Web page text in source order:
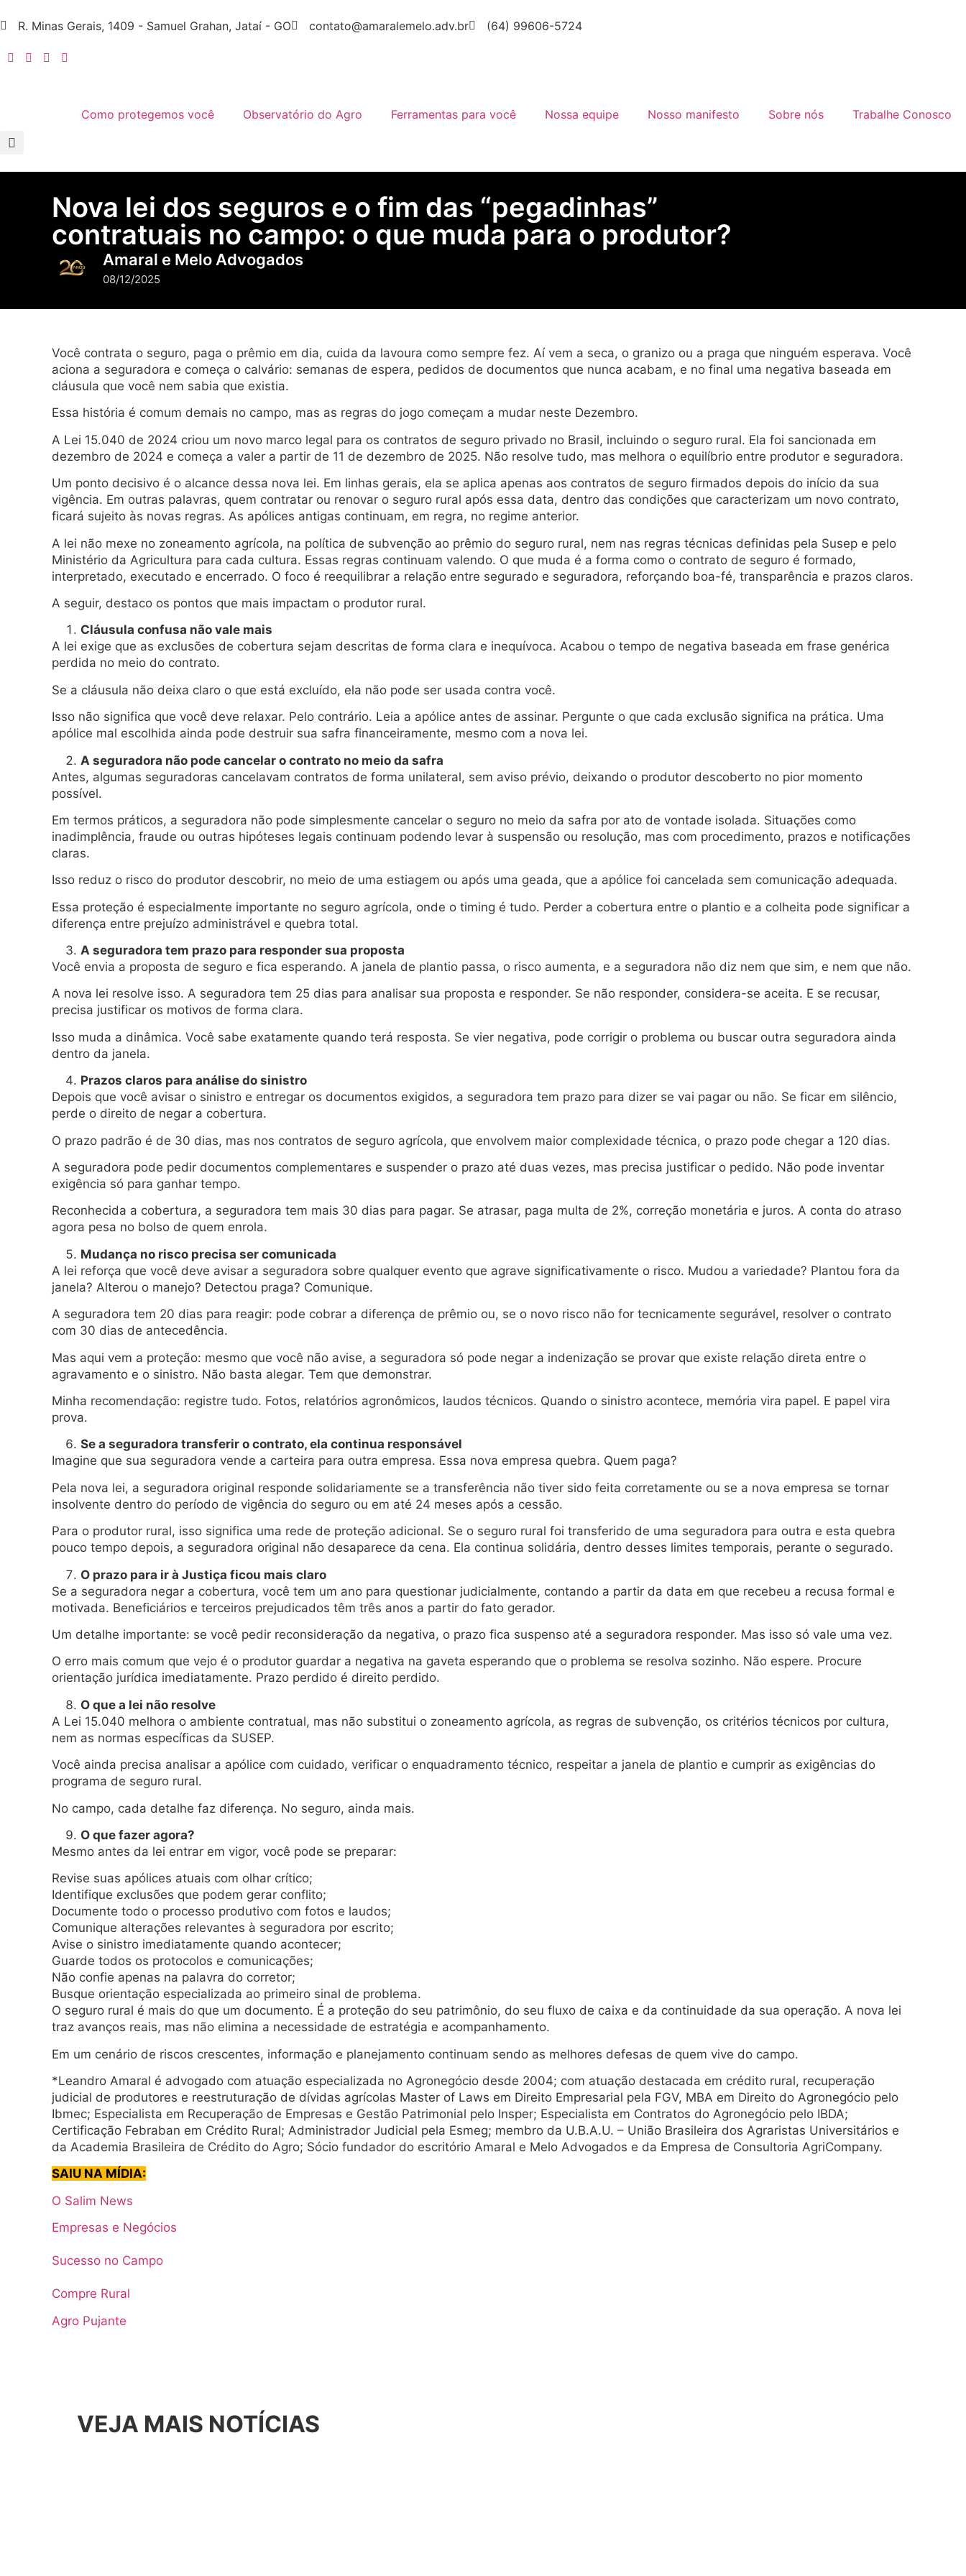
R. Minas Gerais, 1409 - Samuel Grahan, Jataí - GO contato@amaralemelo.adv.br (64) 99606-5724
Como protegemos você Observatório do Agro Ferramentas para você Nossa equipe Nosso manifesto Sobre nós Trabalhe Conosco
Nova lei dos seguros e o fim das “pegadinhas”
contratuais no campo: o que muda para o produtor?
Amaral e Melo Advogados
08/12/2025
Você contrata o seguro, paga o prêmio em dia, cuida da lavoura como sempre fez. Aí vem a seca, o granizo ou a praga que ninguém esperava. Você
aciona a seguradora e começa o calvário: semanas de espera, pedidos de documentos que nunca acabam, e no final uma negativa baseada em
cláusula que você nem sabia que existia.
Essa história é comum demais no campo, mas as regras do jogo começam a mudar neste Dezembro.
A Lei 15.040 de 2024 criou um novo marco legal para os contratos de seguro privado no Brasil, incluindo o seguro rural. Ela foi sancionada em
dezembro de 2024 e começa a valer a partir de 11 de dezembro de 2025. Não resolve tudo, mas melhora o equilíbrio entre produtor e seguradora.
Um ponto decisivo é o alcance dessa nova lei. Em linhas gerais, ela se aplica apenas aos contratos de seguro firmados depois do início da sua
vigência. Em outras palavras, quem contratar ou renovar o seguro rural após essa data, dentro das condições que caracterizam um novo contrato,
ficará sujeito às novas regras. As apólices antigas continuam, em regra, no regime anterior.
A lei não mexe no zoneamento agrícola, na política de subvenção ao prêmio do seguro rural, nem nas regras técnicas definidas pela Susep e pelo
Ministério da Agricultura para cada cultura. Essas regras continuam valendo. O que muda é a forma como o contrato de seguro é formado,
interpretado, executado e encerrado. O foco é reequilibrar a relação entre segurado e seguradora, reforçando boa-fé, transparência e prazos claros.
A seguir, destaco os pontos que mais impactam o produtor rural.
Cláusula confusa não vale mais
A lei exige que as exclusões de cobertura sejam descritas de forma clara e inequívoca. Acabou o tempo de negativa baseada em frase genérica
perdida no meio do contrato.
Se a cláusula não deixa claro o que está excluído, ela não pode ser usada contra você.
Isso não significa que você deve relaxar. Pelo contrário. Leia a apólice antes de assinar. Pergunte o que cada exclusão significa na prática. Uma
apólice mal escolhida ainda pode destruir sua safra financeiramente, mesmo com a nova lei.
A seguradora não pode cancelar o contrato no meio da safra
Antes, algumas seguradoras cancelavam contratos de forma unilateral, sem aviso prévio, deixando o produtor descoberto no pior momento
possível.
Em termos práticos, a seguradora não pode simplesmente cancelar o seguro no meio da safra por ato de vontade isolada. Situações como
inadimplência, fraude ou outras hipóteses legais continuam podendo levar à suspensão ou resolução, mas com procedimento, prazos e notificações
claras.
Isso reduz o risco do produtor descobrir, no meio de uma estiagem ou após uma geada, que a apólice foi cancelada sem comunicação adequada.
Essa proteção é especialmente importante no seguro agrícola, onde o timing é tudo. Perder a cobertura entre o plantio e a colheita pode significar a
diferença entre prejuízo administrável e quebra total.
A seguradora tem prazo para responder sua proposta
Você envia a proposta de seguro e fica esperando. A janela de plantio passa, o risco aumenta, e a seguradora não diz nem que sim, e nem que não.
A nova lei resolve isso. A seguradora tem 25 dias para analisar sua proposta e responder. Se não responder, considera-se aceita. E se recusar,
precisa justificar os motivos de forma clara.
Isso muda a dinâmica. Você sabe exatamente quando terá resposta. Se vier negativa, pode corrigir o problema ou buscar outra seguradora ainda
dentro da janela.
Prazos claros para análise do sinistro
Depois que você avisar o sinistro e entregar os documentos exigidos, a seguradora tem prazo para dizer se vai pagar ou não. Se ficar em silêncio,
perde o direito de negar a cobertura.
O prazo padrão é de 30 dias, mas nos contratos de seguro agrícola, que envolvem maior complexidade técnica, o prazo pode chegar a 120 dias.
A seguradora pode pedir documentos complementares e suspender o prazo até duas vezes, mas precisa justificar o pedido. Não pode inventar
exigência só para ganhar tempo.
Reconhecida a cobertura, a seguradora tem mais 30 dias para pagar. Se atrasar, paga multa de 2%, correção monetária e juros. A conta do atraso
agora pesa no bolso de quem enrola.
Mudança no risco precisa ser comunicada
A lei reforça que você deve avisar a seguradora sobre qualquer evento que agrave significativamente o risco. Mudou a variedade? Plantou fora da
janela? Alterou o manejo? Detectou praga? Comunique.
A seguradora tem 20 dias para reagir: pode cobrar a diferença de prêmio ou, se o novo risco não for tecnicamente segurável, resolver o contrato
com 30 dias de antecedência.
Mas aqui vem a proteção: mesmo que você não avise, a seguradora só pode negar a indenização se provar que existe relação direta entre o
agravamento e o sinistro. Não basta alegar. Tem que demonstrar.
Minha recomendação: registre tudo. Fotos, relatórios agronômicos, laudos técnicos. Quando o sinistro acontece, memória vira papel. E papel vira
prova.
Se a seguradora transferir o contrato, ela continua responsável
Imagine que sua seguradora vende a carteira para outra empresa. Essa nova empresa quebra. Quem paga?
Pela nova lei, a seguradora original responde solidariamente se a transferência não tiver sido feita corretamente ou se a nova empresa se tornar
insolvente dentro do período de vigência do seguro ou em até 24 meses após a cessão.
Para o produtor rural, isso significa uma rede de proteção adicional. Se o seguro rural foi transferido de uma seguradora para outra e esta quebra
pouco tempo depois, a seguradora original não desaparece da cena. Ela continua solidária, dentro desses limites temporais, perante o segurado.
O prazo para ir à Justiça ficou mais claro
Se a seguradora negar a cobertura, você tem um ano para questionar judicialmente, contando a partir da data em que recebeu a recusa formal e
motivada. Beneficiários e terceiros prejudicados têm três anos a partir do fato gerador.
Um detalhe importante: se você pedir reconsideração da negativa, o prazo fica suspenso até a seguradora responder. Mas isso só vale uma vez.
O erro mais comum que vejo é o produtor guardar a negativa na gaveta esperando que o problema se resolva sozinho. Não espere. Procure
orientação jurídica imediatamente. Prazo perdido é direito perdido.
O que a lei não resolve
A Lei 15.040 melhora o ambiente contratual, mas não substitui o zoneamento agrícola, as regras de subvenção, os critérios técnicos por cultura,
nem as normas específicas da SUSEP.
Você ainda precisa analisar a apólice com cuidado, verificar o enquadramento técnico, respeitar a janela de plantio e cumprir as exigências do
programa de seguro rural.
No campo, cada detalhe faz diferença. No seguro, ainda mais.
O que fazer agora?
Mesmo antes da lei entrar em vigor, você pode se preparar:
Revise suas apólices atuais com olhar crítico;
Identifique exclusões que podem gerar conflito;
Documente todo o processo produtivo com fotos e laudos;
Comunique alterações relevantes à seguradora por escrito;
Avise o sinistro imediatamente quando acontecer;
Guarde todos os protocolos e comunicações;
Não confie apenas na palavra do corretor;
Busque orientação especializada ao primeiro sinal de problema.
O seguro rural é mais do que um documento. É a proteção do seu patrimônio, do seu fluxo de caixa e da continuidade da sua operação. A nova lei
traz avanços reais, mas não elimina a necessidade de estratégia e acompanhamento.
Em um cenário de riscos crescentes, informação e planejamento continuam sendo as melhores defesas de quem vive do campo.
*Leandro Amaral é advogado com atuação especializada no Agronegócio desde 2004; com atuação destacada em crédito rural, recuperação
judicial de produtores e reestruturação de dívidas agrícolas Master of Laws em Direito Empresarial pela FGV, MBA em Direito do Agronegócio pelo
Ibmec; Especialista em Recuperação de Empresas e Gestão Patrimonial pelo Insper; Especialista em Contratos do Agronegócio pelo IBDA;
Certificação Febraban em Crédito Rural; Administrador Judicial pela Esmeg; membro da U.B.A.U. – União Brasileira dos Agraristas Universitários e
da Academia Brasileira de Crédito do Agro; Sócio fundador do escritório Amaral e Melo Advogados e da Empresa de Consultoria AgriCompany.
SAIU NA MÍDIA:
O Salim News
Empresas e Negócios
Sucesso no Campo
Compre Rural
Agro Pujante
VEJA MAIS NOTÍCIAS